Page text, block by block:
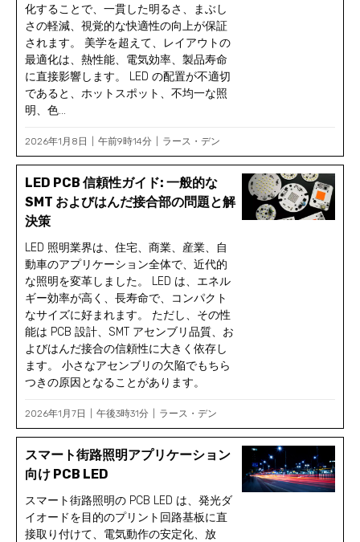
化することで、一貫した明るさ、まぶし
さの軽減、視覚的な快適性の向上が保証
されます。 美学を超えて、レイアウトの
最適化は、熱性能、電気効率、製品寿命
に直接影響します。 LED の配置が不適切
であると、ホットスポット、不均一な照
明、色...
2026年1月8日 午前9時14分 ラース・デン
LED PCB 信頼性ガイド: 一般的な
SMT およびはんだ接合部の問題と解
決策
LED 照明業界は、住宅、商業、産業、自
動車のアプリケーション全体で、近代的
な照明を変革しました。 LED は、エネル
ギー効率が高く、長寿命で、コンパクト
なサイズに好まれます。 ただし、その性
能は PCB 設計、SMT アセンブリ品質、お
よびはんだ接合の信頼性に大きく依存し
ます。 小さなアセンブリの欠陥でもちら
つきの原因となることがあります。
2026年1月7日 午後3時31分 ラース・デン
スマート街路照明アプリケーション
向け PCB LED
スマート街路照明の PCB LED は、発光ダ
イオードを目的のプリント回路基板に直
接取り付けて、電気動作の安定化、放